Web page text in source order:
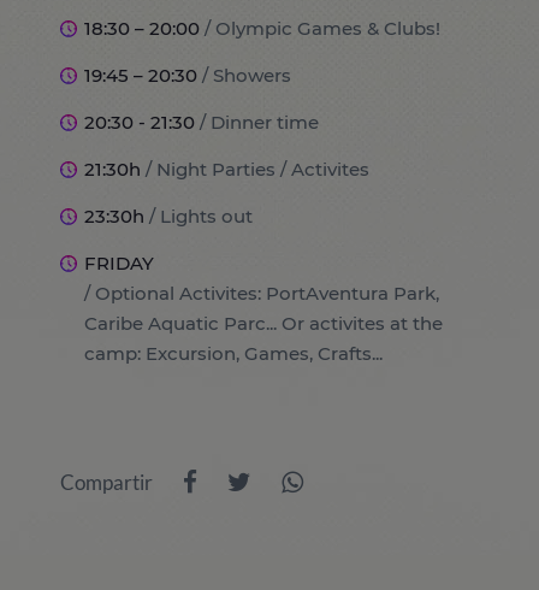
18:30 – 20:00 / Olympic Games & Clubs!
19:45 – 20:30 / Showers
20:30 - 21:30 / Dinner time
21:30h / Night Parties / Activites
23:30h / Lights out
FRIDAY
/ Optional Activites: PortAventura Park,
Caribe Aquatic Parc... Or activites at the
camp: Excursion, Games, Crafts...
Compartir